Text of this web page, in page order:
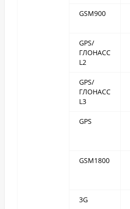
GSM900
GPS/
ГЛОНАСС
L2
GPS/
ГЛОНАСС
L3
GPS
GSM1800
3G